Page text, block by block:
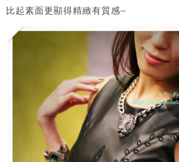
比起素面更顯得精緻有質感~